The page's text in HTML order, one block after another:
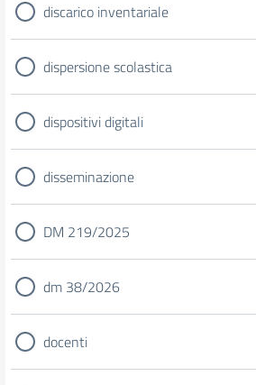
discarico inventariale
dispersione scolastica
dispositivi digitali
disseminazione
DM 219/2025
dm 38/2026
docenti